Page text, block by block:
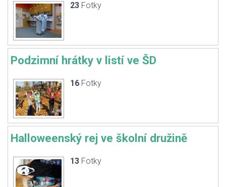
23 Fotky
Podzimní hrátky v listí ve ŠD
16 Fotky
Halloweenský rej ve školní družině
13 Fotky